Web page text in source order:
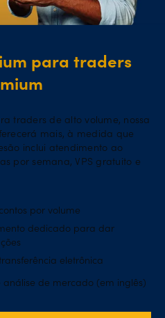
para traders
traders de alto volume, nossa
mais, à medida que
inclui atendimento ao
por semana, VPS gratuito e
por volume
dedicado para dar
eletrônica
análise de mercado (em inglês)